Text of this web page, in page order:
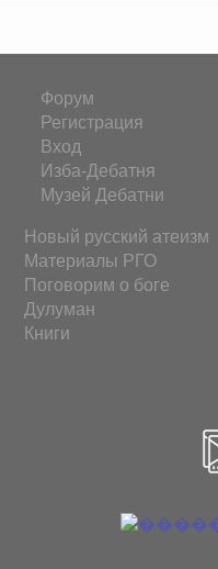
Форум
Регистрация
Вход
Изба-Дебатня
Музей Дебатни
Новый русский атеизм
Материалы РГО
Поговорим о боге
Дулуман
Книги